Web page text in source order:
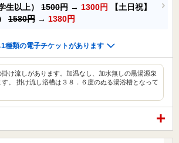
生以上） 1500円 → 1300円
【土日祝】
1580円 → 1380円
種類の電子チケットがあります
掛け流しがあります。加温なし、加水無しの黒湯源泉
す。 掛け流し浴槽は３８．６度のぬる湯浴槽となって